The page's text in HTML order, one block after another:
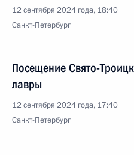
12 сентября 2024 года, 18:40
Санкт-Петербург
Посещение Свято-
лавры
12 сентября 2024 года, 17:40
Санкт-Петербург